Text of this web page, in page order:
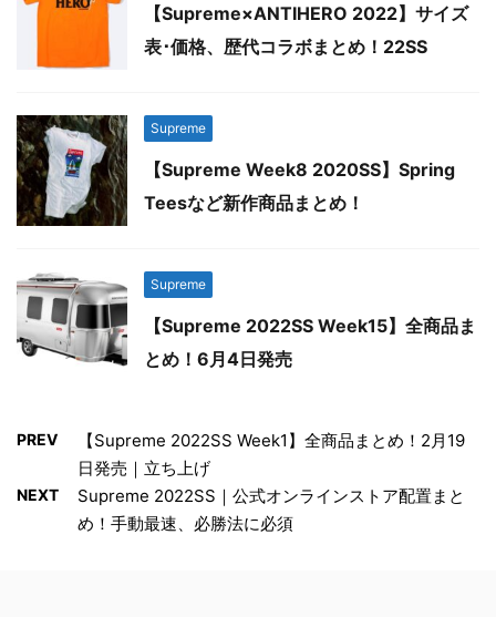
【Supreme×ANTIHERO 2022】サイズ
表･価格、歴代コラボまとめ！22SS
Supreme
【Supreme Week8 2020SS】Spring
Teesなど新作商品まとめ！
Supreme
【Supreme 2022SS Week15】全商品ま
とめ！6月4日発売
PREV
【Supreme 2022SS Week1】全商品まとめ！2月19
日発売｜立ち上げ
NEXT
Supreme 2022SS｜公式オンラインストア配置まと
め！手動最速、必勝法に必須